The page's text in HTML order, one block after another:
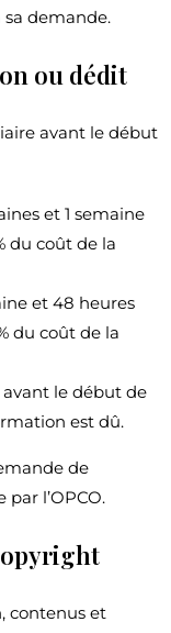
demande.
ou dédit
avant le début
et 1 semaine
du coût de la
et 48 heures
du coût de la
le début de
est dû.
de
l’OPCO.
contenus et